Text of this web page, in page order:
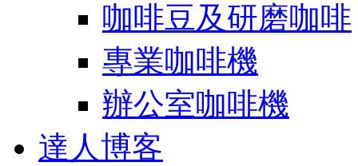
咖啡豆及研磨咖啡
專業咖啡機
辦公室咖啡機
達人博客